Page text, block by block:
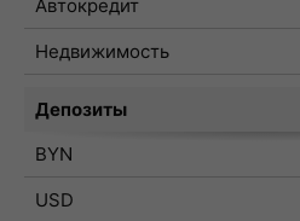
Автокредит
Недвижимость
Депозиты
BYN
USD